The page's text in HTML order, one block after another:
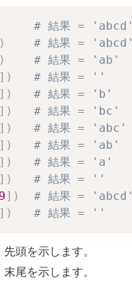
# 結果 = 'abcd'
)
# 結果 = 'abcd'
)
# 結果 = 'ab'
] )
# 結果 = ''
] )
# 結果 = 'b'
] )
# 結果 = 'bc'
] )
# 結果 = 'abc'
] )
# 結果 = 'ab'
] )
# 結果 = 'a'
] )
# 結果 = ''
] )
# 結果 = 'abcd'
] ) # 結果 = ''
頭を示します。
尾を示します。